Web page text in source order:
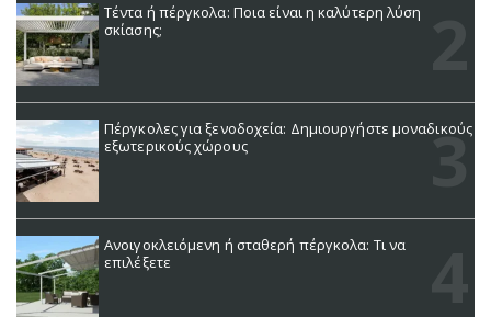
Τέντα ή πέργκολα: Ποια είναι η καλύτερη λύση
σκίασης;
Πέργκολες για ξενοδοχεία: Δημιουργήστε μοναδικούς
εξωτερικούς χώρους
Ανοιγοκλειόμενη ή σταθερή πέργκολα: Τι να
επιλέξετε